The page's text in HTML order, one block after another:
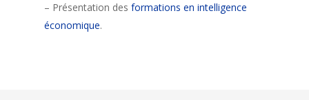
– Présentation des formations en intelligence
économique.